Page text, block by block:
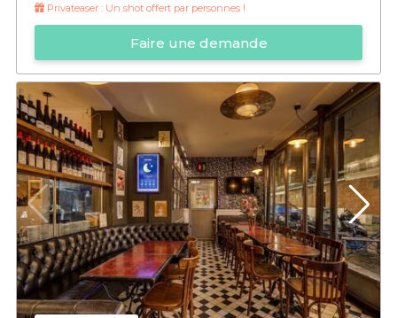
Privateaser : Un shot offert par personnes !
Faire une demande